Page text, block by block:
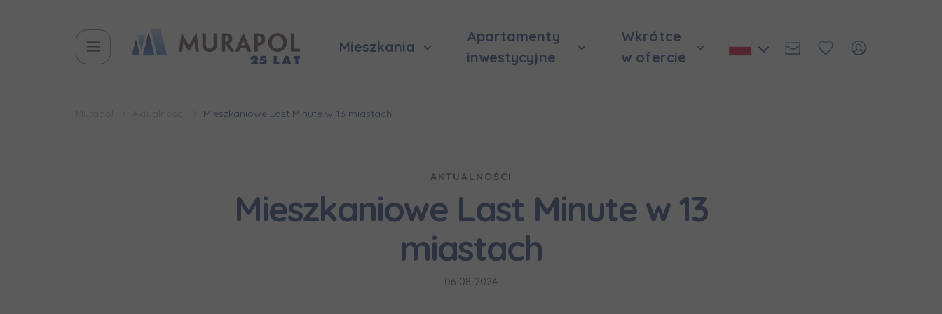
Mieszkania
Apartamenty
inwestycyjne
Wkrótce
w ofercie
Mieszkaniowe Last Minute w 13 miastach
AKTUALNOŚCI
Mieszkaniowe Last Minute w 13
miastach
06-08-2024